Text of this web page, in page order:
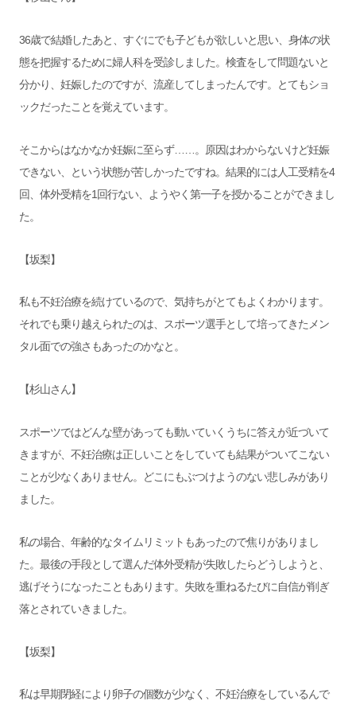
36歳で結婚したあと、すぐにでも子どもが欲しいと思い、身体の状
態を把握するために婦人科を受診しました。検査をして問題ないと
分かり、妊娠したのですが、流産してしまったんです。とてもショ
ックだったことを覚えています。
そこからはなかなか妊娠に至らず……。原因はわからないけど妊娠
できない、という状態が苦しかったですね。結果的には人工受精を4
回、体外受精を1回行ない、ようやく第一子を授かることができまし
た。
【坂梨】
私も不妊治療を続けているので、気持ちがとてもよくわかります。
それでも乗り越えられたのは、スポーツ選手として培ってきたメン
タル面での強さもあったのかなと。
【杉山さん】
スポーツではどんな壁があっても動いていくうちに答えが近づいて
きますが、不妊治療は正しいことをしていても結果がついてこない
ことが少なくありません。どこにもぶつけようのない悲しみがあり
ました。
私の場合、年齢的なタイムリミットもあったので焦りがありまし
た。最後の手段として選んだ体外受精が失敗したらどうしようと、
逃げそうになったこともあります。失敗を重ねるたびに自信が削ぎ
落とされていきました。
【坂梨】
私は早期閉経により卵子の個数が少なく、不妊治療をしているんで